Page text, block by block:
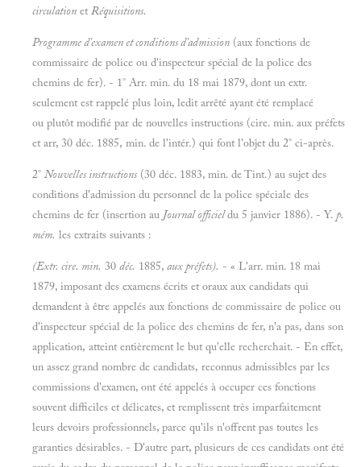
circulation etRéquisitions.
Programme d'examen et conditions d'admission (aux fonctions de
commissaire de police ou d'inspecteur spécial de la police des
chemins de fer). - 1° Arr. min. du 18 mai 1879, dont un extr.
seulement est rappelé plus loin, ledit arrêté ayant été remplacé
ou plutôt modifié par de nouvelles instructions (cire. min. aux préfets
et arr, 30 déc. 1885, min. de l'intér.) qui font l'objet du 2° ci-après.
2° Nouvelles instructions (30 déc. 1883, min. de Tint.) au sujet des
conditions d'admission du personnel de la police spéciale des
chemins de fer (insertion au Journal officieldu 5 janvier 1886). - Y. p.
mém. les extraits suivants :
(Extr. cire. min. 30 déc. 1885, aux préfets). - « L'arr. min. 18 mai
1879, imposant des examens écrits et oraux aux candidats qui
demandent à être appelés aux fonctions de commissaire de police ou
d'inspecteur spécial de la police des chemins de fer, n'a pas, dans son
application, atteint entièrement le but qu'elle recherchait. - En effet,
un assez grand nombre de candidats, reconnus admissibles par les
commissions d'examen, ont été appelés à occuper ces fonctions
souvent difficiles et délicates, et remplissent très imparfaitement
leurs devoirs professionnels, parce qu'ils n'offrent pas toutes les
garanties désirables. - D'autre part, plusieurs de ces candidats ont été